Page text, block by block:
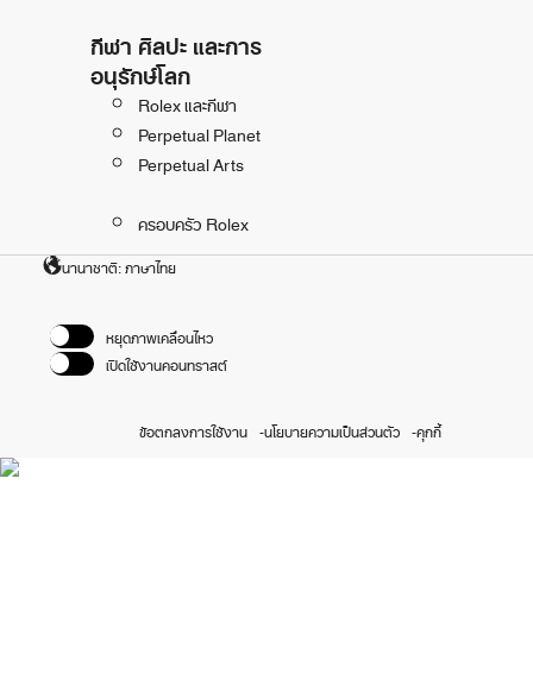
กีฬา ศิลปะ และการ
อนุรักษ์โลก
Rolex และกีฬา
Perpetual Planet
Perpetual Arts
ครอบครัว Rolex
นานาชาติ: ภาษาไทย
หยุดภาพเคลื่อนไหว
เปิดใช้งานคอนทราสต์
ข้อตกลงการใช้งาน นโยบายความเป็นส่วนตัว คุกกี้